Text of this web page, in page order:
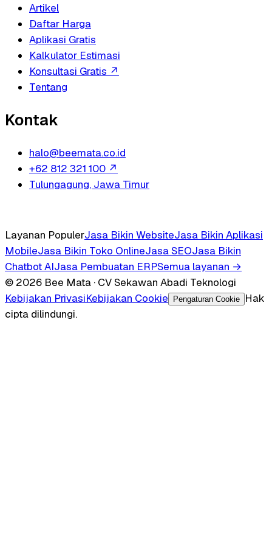
Artikel
Daftar Harga
Aplikasi Gratis
Kalkulator Estimasi
Konsultasi Gratis ↗
Tentang
Kontak
halo@beemata.co.id
+62 812 321 100 ↗
Tulungagung, Jawa Timur
Layanan PopulerJasa Bikin WebsiteJasa Bikin Aplikasi
MobileJasa Bikin Toko OnlineJasa SEOJasa Bikin
Chatbot AIJasa Pembuatan ERPSemua layanan →
© 2026 Bee Mata · CV Sekawan Abadi Teknologi
Kebijakan PrivasiKebijakan Cookie Pengaturan Cookie
Hak
cipta dilindungi.